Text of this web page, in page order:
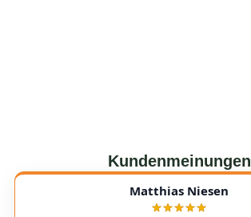
Kundenmeinungen
Matthias Niesen